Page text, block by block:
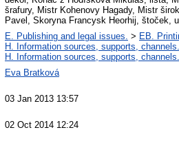
šrafury, Mistr Kohenovy Hagady, Mistr
Pavel, Skoryna Francysk Heorhij, štoček,
E. Publishing and legal issues. > EB.
H. Information sources, supports, channels.
H. Information sources, supports, channels.
Eva Bratková
03 Jan 2013 13:57
02 Oct 2014 12:24